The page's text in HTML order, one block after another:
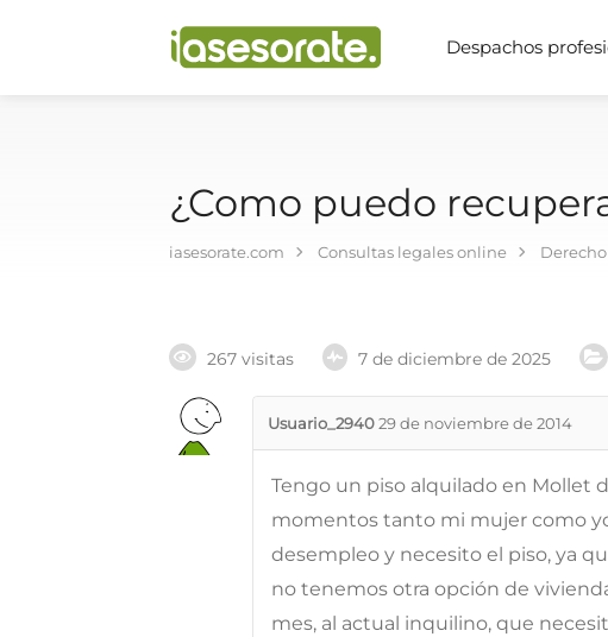
Despachos
¿Como puedo
iasesorate.com Consultas legales online
267 visitas 7 de diciembre de 2025
Usuario_294029 de noviembre de 2014
Tengo un piso alquilado en Mollet
momentos tanto mi mujer como
desempleo y necesito el piso, ya
no tenemos otra opción de
mes, al actual inquilino, que